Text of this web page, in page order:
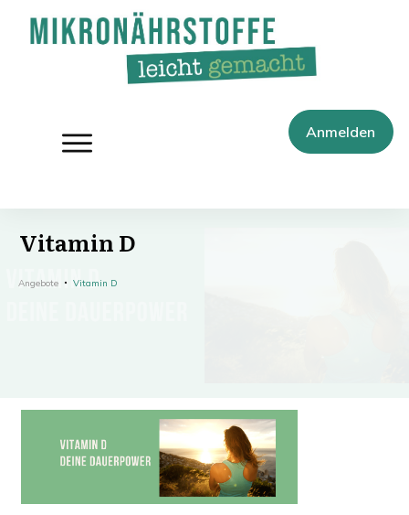
Anmelden
Vitamin D
Angebote Vitamin D